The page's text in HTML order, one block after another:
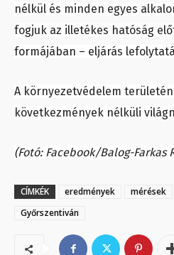
nélkül és minden egyes
fogjuk az illetékes hatóság
formájában – eljárás
A környezetvédelem területén
következmények nélküli
(Fotó: Facebook/Balog-Farkas
CÍMKÉK eredmények mérések
Győrszentiván